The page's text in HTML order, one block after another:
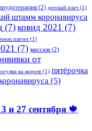
(2) детский плач (1)
штамм коронавируса
(7)ковид 2021 (7)
плачет (1)
(7) массаж (2)
от
на морозе (1) пятёрочка
(5)
и 27 сентября 🍁